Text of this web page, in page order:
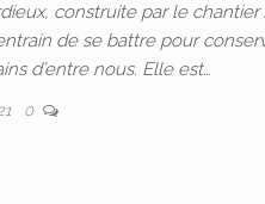
construite par le chantier
de se battre pour
d’entre nous. Elle est…
0